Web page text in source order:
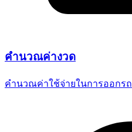
คำนวณค่างวด
คำนวณค่าใช้จ่ายในการออกรถ